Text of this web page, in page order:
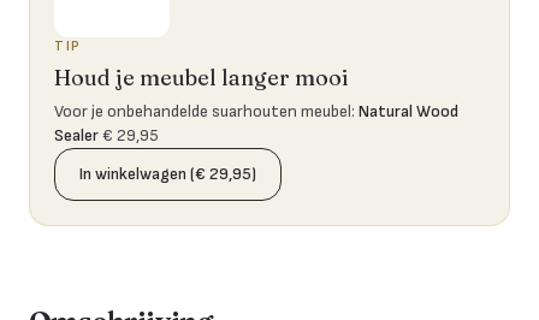
TIP
Houd je meubel langer mooi
Voor je onbehandelde suarhouten meubel: Natural Wood
Sealer€ 29,95
In winkelwagen (€ 29,95)